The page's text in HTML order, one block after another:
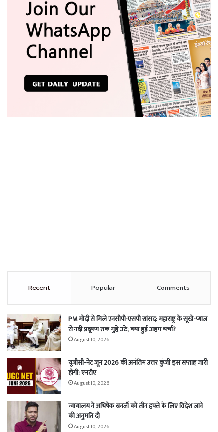
Recent Popular Comments
PM मोदी से मिले एनसीपी-एसपी सांसद: महाराष्ट्र के सूखे-प्याज
से नदी प्रदूषण तक मुद्दे उठे; क्या हुई अहम चर्चा?
August 10, 2026
यूजीसी-नेट जून 2026 की अनंतिम उत्तर कुंजी इस सप्ताह जारी
होगी: एनटीए
August 10, 2026
न्यायालय ने अभिषेक बनर्जी को तीन हफ्ते के लिए विदेश जाने
की अनुमति दी
August 10, 2026